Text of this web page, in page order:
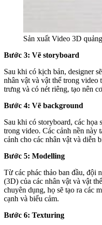
Sản xuất Video 3D
Bước 3: Vẽ storyboard
Sau khi có kịch bản, designer
nhân vật và vật thể trong video
trưng và có nét riêng, tạo nên
Bước 4: Vẽ background
Sau khi có storyboard, các họa
trong video. Các cảnh nền này
cảnh cho các nhân vật và diễn
Bước 5: Modelling
Từ các phác thảo ban đầu, đội
(3D) của các nhân vật và vật
chuyên dụng, họ sẽ tạo ra các
cạnh và biểu cảm.
Bước 6: Texturing